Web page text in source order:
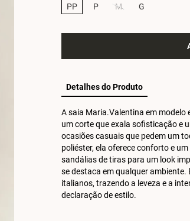
PP P M G
Detalhes do Produto
A saia Maria.Valentina em modelo
um corte que exala sofisticação e
ocasiões casuais que pedem um
poliéster, ela oferece conforto e
sandálias de tiras para um look
se destaca em qualquer
italianos, trazendo a leveza e a
declaração de estilo.